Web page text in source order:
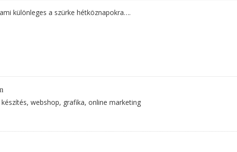
különleges a szürke hétköznapokra….
webshop, grafika, online marketing